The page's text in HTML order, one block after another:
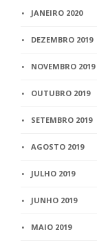
JANEIRO 2020
DEZEMBRO 2019
NOVEMBRO 2019
OUTUBRO 2019
SETEMBRO 2019
AGOSTO 2019
JULHO 2019
JUNHO 2019
MAIO 2019